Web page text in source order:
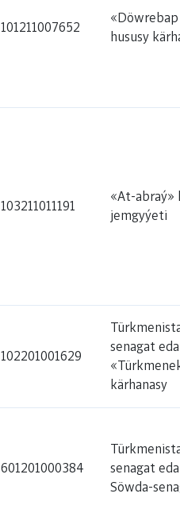
101211007652
hususy
103211011191
«At-abraý»
jemgyýeti
102201001629
senagat
kärhanasy
601201000384
senagat
Söwda-